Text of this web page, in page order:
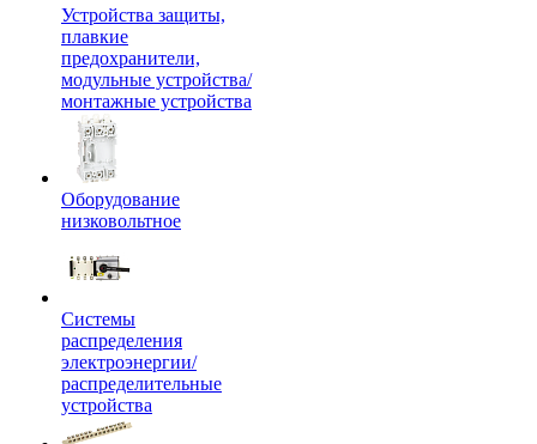
Устройства защиты,
плавкие
предохранители,
модульные устройства/
монтажные устройства
Оборудование
низковольтное
Системы
распределения
электроэнергии/
распределительные
устройства